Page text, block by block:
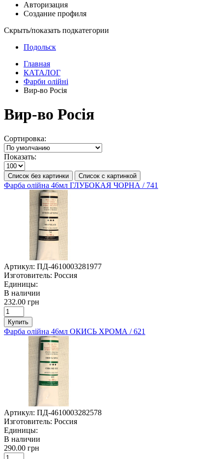
Авторизация
Создание профиля
Скрыть/показать подкатегории
Подольск
Главная
КАТАЛОГ
Фарби олійні
Вир-во Росія
Вир-во Росія
Сортировка:
Показать:
Список без картинки Список с картинкой
Фарба олійна 46мл ГЛУБОКАЯ ЧОРНА / 741
Артикул: ПД-4610003281977
Изготовитель: Россия
Единицы:
В наличии
232.00 грн
Купить
Фарба олійна 46мл ОКИСЬ ХРОМА / 621
Артикул: ПД-4610003282578
Изготовитель: Россия
Единицы:
В наличии
290.00 грн